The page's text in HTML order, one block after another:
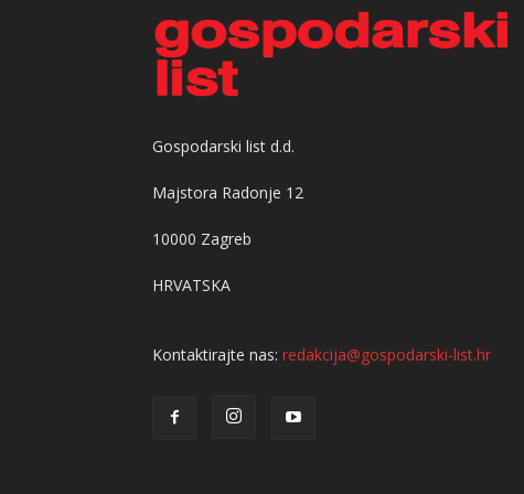
Gospodarski list d.d.
Majstora Radonje 12
10000 Zagreb
HRVATSKA
Kontaktirajte nas: redakcija@gospodarski-list.hr